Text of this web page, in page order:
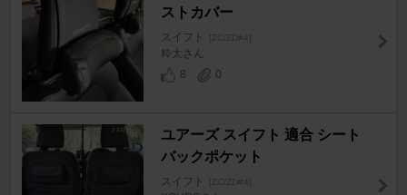
ストカバー
スイフト [ZC/ZD#4]
粋太さん
8
0
ユアーズ スイフト 適合 シート
バックポケット
スイフト [ZC/ZD#4]